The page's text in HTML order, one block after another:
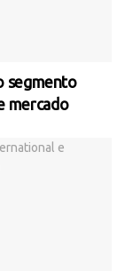
segmento
mercado